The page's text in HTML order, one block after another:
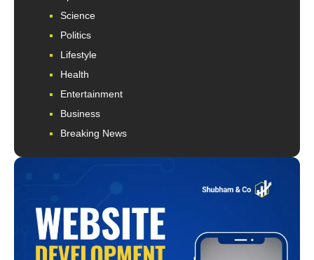
Science
Politics
Lifestyle
Health
Entertainment
Business
Breaking News